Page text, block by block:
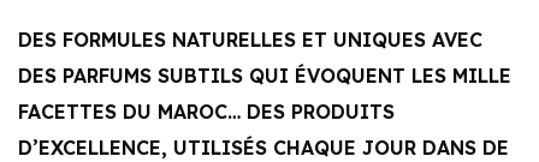
DES FORMULES NATURELLES ET UNIQUES AVEC
DES PARFUMS SUBTILS QUI ÉVOQUENT LES MILLE
FACETTES DU MAROC… DES PRODUITS
D’EXCELLENCE, UTILISÉS CHAQUE JOUR DANS DE